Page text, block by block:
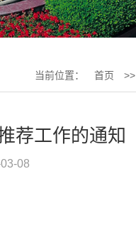
当前位置： 首页 >>
荐工作的通知
08